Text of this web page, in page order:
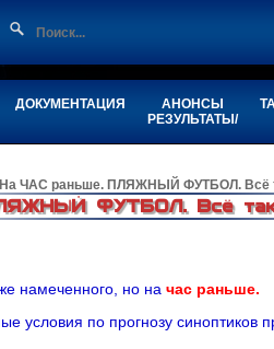
ДОКУМЕНТАЦИЯ
АНОНСЫ
РЕЗУЛЬТАТЫ/
ЧАС раньше. ПЛЯЖНЫЙ ФУТБОЛ. Всё
ФУТБОЛ. Всё
намеченного, но на час раньше.
условия по прогнозу